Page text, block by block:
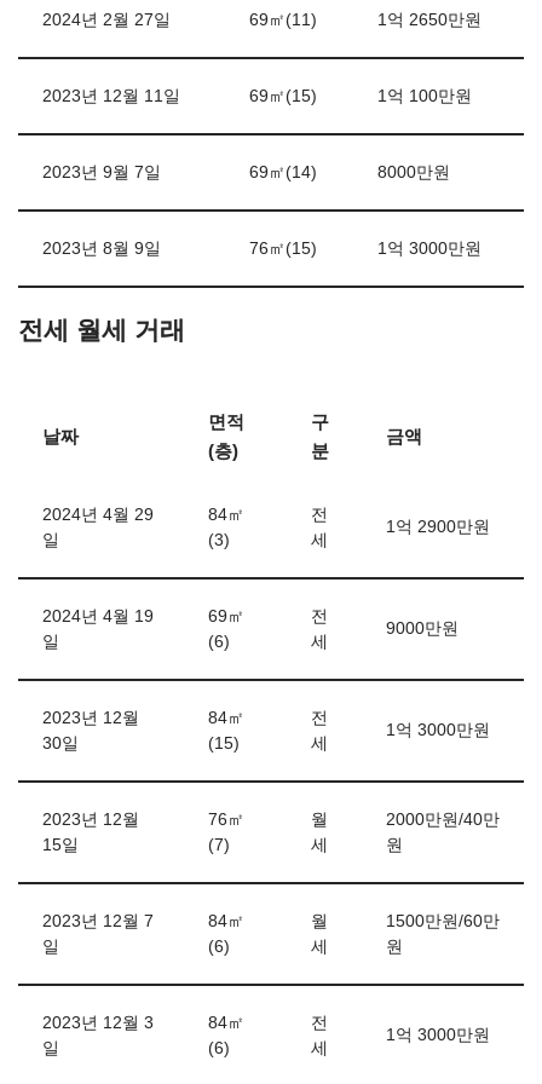
2024년 2월 27일 69㎡(11) 1억 2650만원
2023년 12월 11일 69㎡(15) 1억 100만원
2023년 9월 7일 69㎡(14) 8000만원
2023년 8월 9일 76㎡(15) 1억 3000만원
전세 월세 거래
날짜
면적
(층)
구
분
금액
2024년 4월 29
일
84㎡
(3)
전
세
1억 2900만원
2024년 4월 19
일
69㎡
(6)
전
세
9000만원
2023년 12월
30일
84㎡
(15)
전
세
1억 3000만원
2023년 12월
15일
76㎡
(7)
월
세
2000만원/40만
원
2023년 12월 7
일
84㎡
(6)
월
세
1500만원/60만
원
2023년 12월 3
일
84㎡
(6)
전
세
1억 3000만원